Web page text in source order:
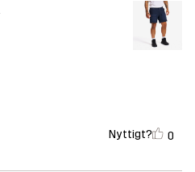
Nyttigt? 0